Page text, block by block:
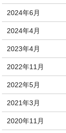
2024年6月
2024年4月
2023年4月
2022年11月
2022年5月
2021年3月
2020年11月